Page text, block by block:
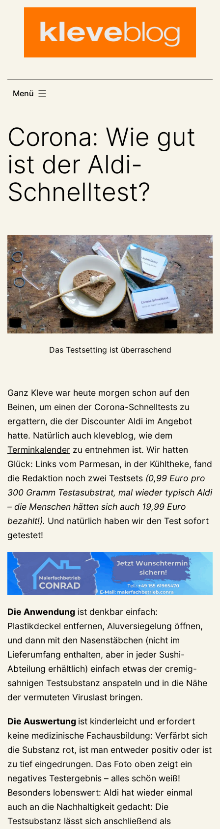
Menü
Corona: Wie gut
ist der Aldi-
Schnelltest?
Das Testsetting ist überraschend
Ganz Kleve war heute morgen schon auf den
Beinen, um einen der Corona-Schnelltests zu
ergattern, die der Discounter Aldi im Angebot
hatte. Natürlich auch kleveblog, wie dem
Terminkalender zu entnehmen ist. Wir hatten
Glück: Links vom Parmesan, in der Kühltheke, fand
die Redaktion noch zwei Testsets (0,99 Euro pro
300 Gramm Testasubstrat, mal wieder typisch Aldi
– die Menschen hätten sich auch 19,99 Euro
bezahlt!). Und natürlich haben wir den Test sofort
getestet!
Die Anwendung ist denkbar einfach:
Plastikdeckel entfernen, Aluversiegelung öffnen,
und dann mit den Nasenstäbchen (nicht im
Lieferumfang enthalten, aber in jeder Sushi-
Abteilung erhältlich) einfach etwas der cremig-
sahnigen Testsubstanz anspateln und in die Nähe
der vermuteten Viruslast bringen.
Die Auswertung ist kinderleicht und erfordert
keine medizinische Fachausbildung: Verfärbt sich
die Substanz rot, ist man entweder positiv oder ist
zu tief eingedrungen. Das Foto oben zeigt ein
negatives Testergebnis – alles schön weiß!
Besonders lobenswert: Aldi hat wieder einmal
auch an die Nachhaltigkeit gedacht: Die
Testsubstanz lässt sich anschließend als